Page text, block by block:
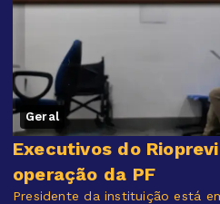
Geral
Executivos do
operação da PF
Presidente da instituição está